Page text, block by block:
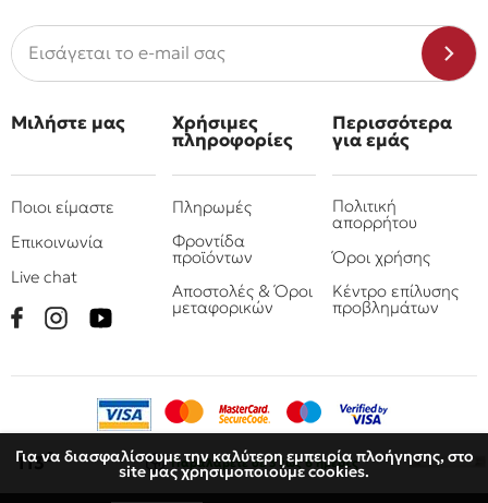
Για να διασφαλίσουμε την καλύτερη εμπειρία πλοήγησης, στο
site μας χρησιμοποιούμε cookies.
113€ Παραλάβετε σε 3 έως 6 ημέρες
Μιλήστε μας
Ποιοι είμαστε
Επικοινωνία
Live chat
Χρήσιμες
πληροφορίες
Πληρωμές
Φροντίδα
προϊόντων
Αποστολές & Όροι
μεταφορικών
Περισσότερα
για εμάς
Πολιτική
απορρήτου
Όροι χρήσης
Κέντρο επίλυσης
προβλημάτων
© 2010 - 2026 Όμιλος επιχειρήσεων Πιτσουλάκης
Ρομπογιαννάκης